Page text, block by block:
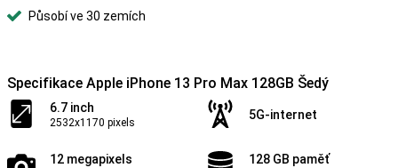
Působí ve 30 zemích
Specifikace Apple iPhone 13 Pro Max 128GB Šedý
6.7 inch
2532x1170 pixels
5G-internet
12 megapixels 128 GB paměť